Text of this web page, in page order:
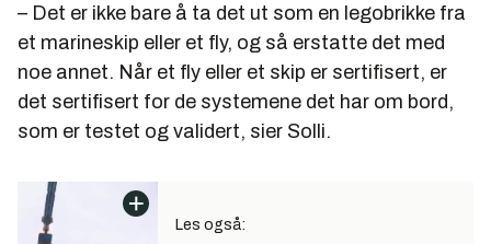
– Det er ikke bare å ta det ut som en legobrikke fra
et marineskip eller et fly, og så erstatte det med
noe annet. Når et fly eller et skip er sertifisert, er
det sertifisert for de systemene det har om bord,
som er testet og validert, sier Solli.
Les også: